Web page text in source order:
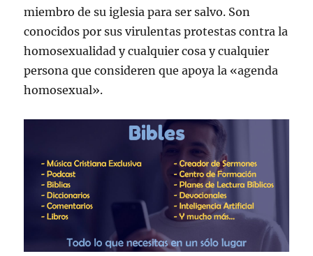
miembro de su iglesia para ser salvo. Son
conocidos por sus virulentas protestas contra la
homosexualidad y cualquier cosa y cualquier
persona que consideren que apoya la «agenda
homosexual».